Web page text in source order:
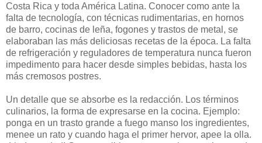
Costa Rica y toda América Latina. Conocer como ante la
falta de tecnología, con técnicas rudimentarias, en hornos
de barro, cocinas de leña, fogones y trastos de metal, se
elaboraban las más deliciosas recetas de la época. La falta
de refrigeración y reguladores de temperatura nunca fueron
impedimento para hacer desde simples bebidas, hasta los
más cremosos postres.
Un detalle que se absorbe es la redacción. Los términos
culinarios, la forma de expresarse en la cocina. Ejemplo:
ponga en un trasto grande a fuego manso los ingredientes,
menee un rato y cuando haga el primer hervor, apee la olla.